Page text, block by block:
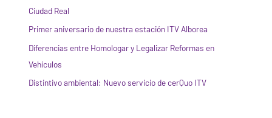
Ciudad Real
Primer aniversario de nuestra estación ITV Alborea
Diferencias entre Homologar y Legalizar Reformas en
Vehículos
Distintivo ambiental: Nuevo servicio de cerQuo ITV